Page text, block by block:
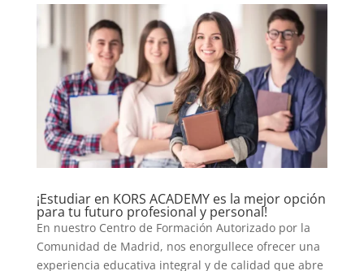
¡Estudiar en KORS ACADEMY es la mejor opción
para tu futuro profesional y personal!
En nuestro Centro de Formación Autorizado por la
Comunidad de Madrid, nos enorgullece ofrecer una
experiencia educativa integral y de calidad que abre